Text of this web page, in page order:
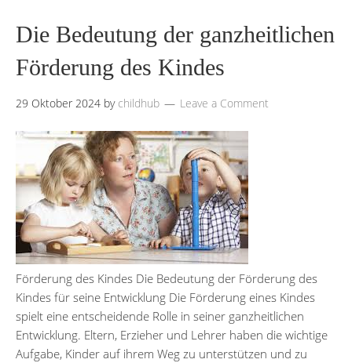
Die Bedeutung der ganzheitlichen
Förderung des Kindes
29 Oktober 2024 by childhub Leave a Comment
Förderung des Kindes Die Bedeutung der Förderung des
Kindes für seine Entwicklung Die Förderung eines Kindes
spielt eine entscheidende Rolle in seiner ganzheitlichen
Entwicklung. Eltern, Erzieher und Lehrer haben die wichtige
Aufgabe, Kinder auf ihrem Weg zu unterstützen und zu